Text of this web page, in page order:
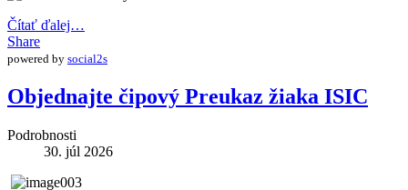
Čítať ďalej…
Share
powered by social2s
Objednajte čipový Preukaz žiaka ISIC
Podrobnosti
30. júl 2026